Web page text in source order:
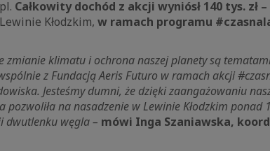
Całkowity dochód z akcji wyniósł 140 tys. zł
Kłodzkim, w ramach programu
zmianie klimatu i ochrona naszej planety są
z Fundacją Aeris Futuro w ramach akcji
Jesteśmy dumni, że dzięki zaangażowaniu
na nasadzenie w Lewinie Kłodzkim ponad
dwutlenku węgla – mówi Inga Szaniawska,